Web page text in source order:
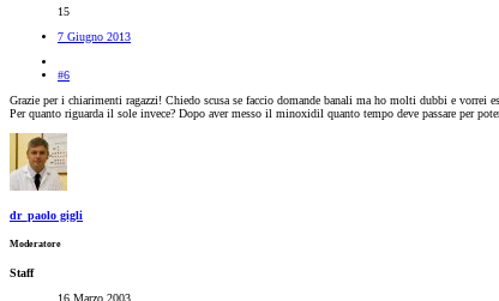
15
7 Giugno 2013
#6
Grazie per i chiarimenti ragazzi! Chiedo scusa se faccio domande banali ma ho molti dubbi e vorrei
Per quanto riguarda il sole invece? Dopo aver messo il minoxidil quanto tempo deve passare per
dr_paolo gigli
Moderatore
Staff
16 Marzo 2003